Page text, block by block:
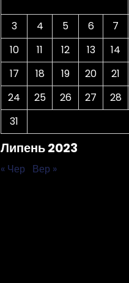
Липень 2023
3
4 5 6 7
10
11 12 13 14
17
18 19 20 21
24
25 26 27 28
31
« Чер Вер »